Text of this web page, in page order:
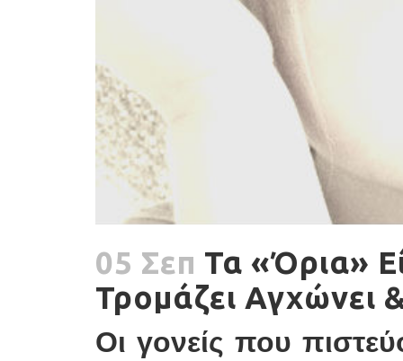
05 Σεπ Τα «Όρια»
Τρομάζει Αγχώνει
Οι γονείς που